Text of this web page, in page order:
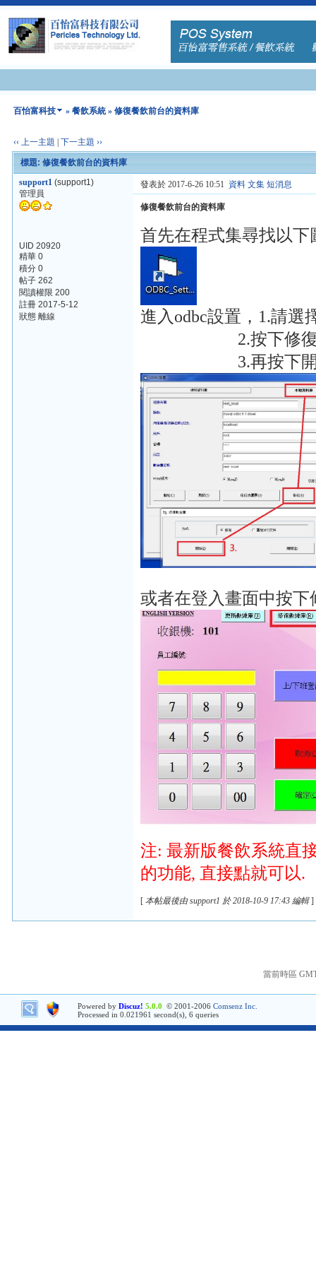
百怡富科技 »餐飲系統 » 修復餐飲前台的資料庫
‹‹ 上一主題 |下一主題 ››
標題: 修復餐飲前台的資料庫
support1 (support1)
管理員
UID 20920
精華 0
積分 0
帖子 262
閱讀權限 200
註冊 2017-5-12
狀態 離線
發表於 2017-6-26 10:51 資料 文集 短消息
修復餐飲前台的資料庫
首先在程式集尋找以下
進入odbc設置，1.請選
2.按下修
3.再按下開
或者在登入畫面中按
注: 最新版餐飲系統直
的功能, 直接點就可以.
[ 本帖最後由 support1 於 2018-10-9 17:43 編輯]
當前時區
Powered by Discuz! 5.0.0 © 2001-2006 Comsenz Inc.
Processed in 0.021961 second(s), 6 queries